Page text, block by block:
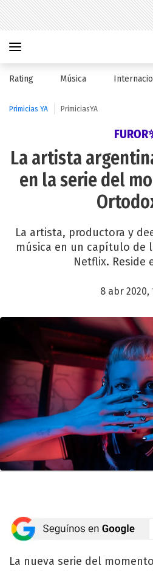
Rating Música
Primicias YA PrimiciasYA
La artista
en la serie del
La artista, productora y
música en un capítulo de
Netflix. Reside
8 abr 2020,
La nueva serie del